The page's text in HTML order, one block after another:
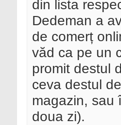
din lista
Dedeman a
de comerț
văd ca pe un
promit destul
ceva destul
magazin, sau
doua zi).